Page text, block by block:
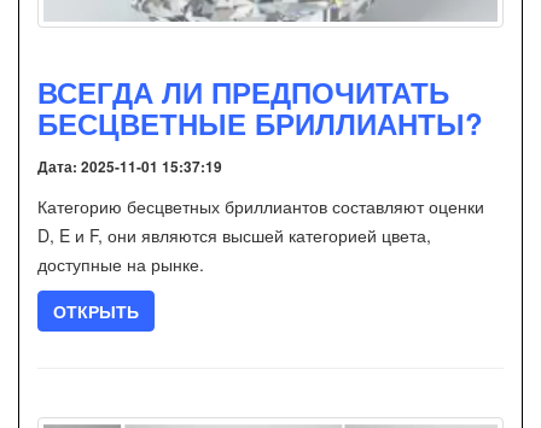
ВСЕГДА ЛИ ПРЕДПОЧИТАТЬ
БЕСЦВЕТНЫЕ БРИЛЛИАНТЫ?
Дата: 2025-11-01 15:37:19
Категорию бесцветных бриллиантов составляют оценки
D, E и F, они являются высшей категорией цвета,
доступные на рынке.
ОТКРЫТЬ